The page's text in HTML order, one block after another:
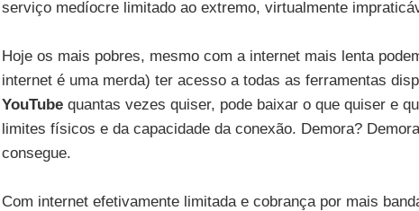
serviço medíocre limitado ao extremo, virtualmente
Hoje os mais pobres, mesmo com a internet mais lenta
internet é uma merda) ter acesso a todas as ferramentas
YouTubequantas vezes quiser, pode baixar o que quiser e
limites físicos e da capacidade da conexão. Demora?
consegue.
Com internet efetivamente limitada e cobrança por mais